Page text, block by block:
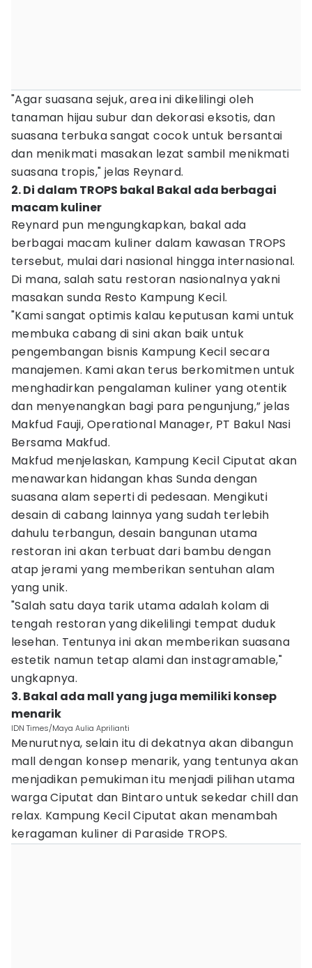
"Agar suasana sejuk, area ini dikelilingi oleh
tanaman hijau subur dan dekorasi eksotis, dan
suasana terbuka sangat cocok untuk bersantai
dan menikmati masakan lezat sambil menikmati
suasana tropis," jelas Reynard.
2. Di dalam TROPS bakal Bakal ada berbagai
macam kuliner
Reynard pun mengungkapkan, bakal ada
berbagai macam kuliner dalam kawasan TROPS
tersebut, mulai dari nasional hingga internasional.
Di mana, salah satu restoran nasionalnya yakni
masakan sunda Resto Kampung Kecil.
"Kami sangat optimis kalau keputusan kami untuk
membuka cabang di sini akan baik untuk
pengembangan bisnis Kampung Kecil secara
manajemen. Kami akan terus berkomitmen untuk
menghadirkan pengalaman kuliner yang otentik
dan menyenangkan bagi para pengunjung,” jelas
Makfud Fauji, Operational Manager, PT Bakul Nasi
Bersama Makfud.
Makfud menjelaskan, Kampung Kecil Ciputat akan
menawarkan hidangan khas Sunda dengan
suasana alam seperti di pedesaan. Mengikuti
desain di cabang lainnya yang sudah terlebih
dahulu terbangun, desain bangunan utama
restoran ini akan terbuat dari bambu dengan
atap jerami yang memberikan sentuhan alam
yang unik.
"Salah satu daya tarik utama adalah kolam di
tengah restoran yang dikelilingi tempat duduk
lesehan. Tentunya ini akan memberikan suasana
estetik namun tetap alami dan instagramable,"
ungkapnya.
3. Bakal ada mall yang juga memiliki konsep
menarik
IDN Times/Maya Aulia Aprilianti
Menurutnya, selain itu di dekatnya akan dibangun
mall dengan konsep menarik, yang tentunya akan
menjadikan pemukiman itu menjadi pilihan utama
warga Ciputat dan Bintaro untuk sekedar chill dan
relax. Kampung Kecil Ciputat akan menambah
keragaman kuliner di Paraside TROPS.